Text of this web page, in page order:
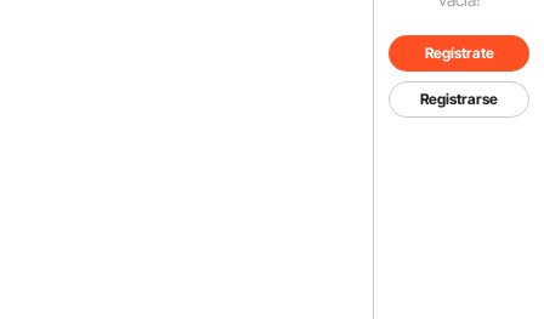
Regístrate
Registrarse